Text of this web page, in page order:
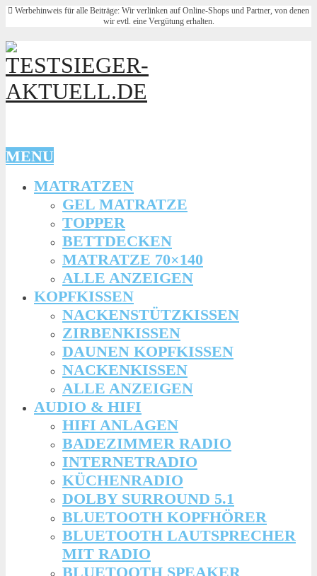
Werbehinweis für alle Beiträge: Wir verlinken auf Online-Shops und Partner, von denen
wir evtl. eine Vergütung erhalten.
MENU
MATRATZEN
GEL MATRATZE
TOPPER
BETTDECKEN
MATRATZE 70×140
ALLE ANZEIGEN
KOPFKISSEN
NACKENSTÜTZKISSEN
ZIRBENKISSEN
DAUNEN KOPFKISSEN
NACKENKISSEN
ALLE ANZEIGEN
AUDIO & HIFI
HIFI ANLAGEN
BADEZIMMER RADIO
INTERNETRADIO
KÜCHENRADIO
DOLBY SURROUND 5.1
BLUETOOTH KOPFHÖRER
BLUETOOTH LAUTSPRECHER
MIT RADIO
BLUETOOTH SPEAKER